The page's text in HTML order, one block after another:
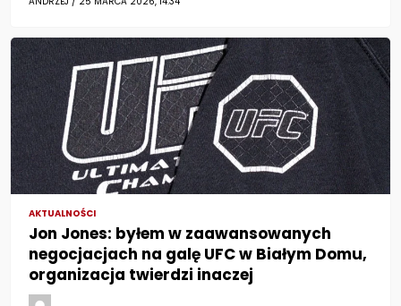
AKTUALNOŚCI
Jon Jones: byłem w zaawansowanych
negocjacjach na galę UFC w Białym Domu,
organizacja twierdzi inaczej